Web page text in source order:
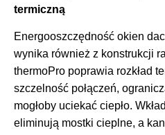
termiczną
Energooszczędność okien
wynika również z konstrukcji
thermoPro poprawia rozkład
szczelność połączeń,
mogłoby uciekać ciepło.
eliminują mostki cieplne, a